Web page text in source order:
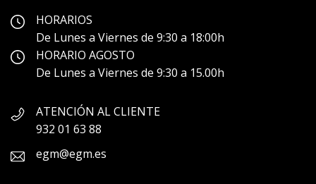
HORARIOS
De Lunes a Viernes de 9:30 a 18:00h
HORARIO AGOSTO
De Lunes a Viernes de 9:30 a 15.00h
ATENCIÓN AL CLIENTE
932 01 63 88
egm@egm.es